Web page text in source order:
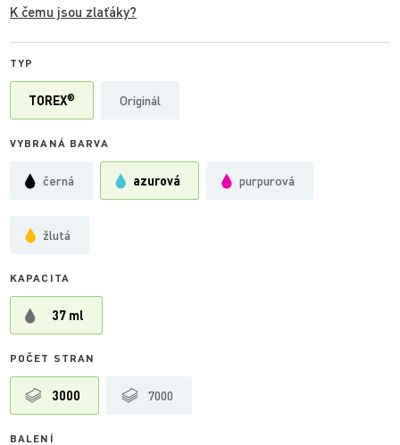
K čemu jsou zlaťáky?
TYP
TOREX® Originál
VYBRANÁ BARVA
černá azurová purpurová
žlutá
KAPACITA
37 ml
POČET STRAN
3000 7000
BALENÍ